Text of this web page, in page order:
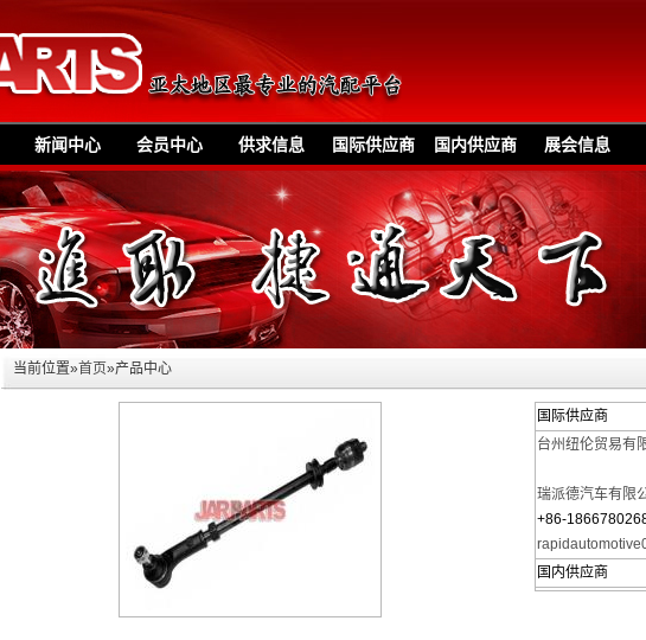
新闻中心 会员中心 供求信息 国际供应商 国内供应商 展会信息
当前位置»首页»产品中心
国际供应商
台州纽伦贸易有
瑞派德汽车有限
+86-
国内供应商